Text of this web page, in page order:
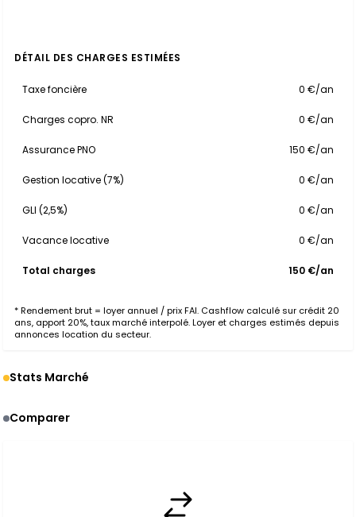
DÉTAIL DES CHARGES ESTIMÉES
Taxe foncière 0 €/an
Charges copro. NR 0 €/an
Assurance PNO 150 €/an
Gestion locative (7%) 0 €/an
GLI (2,5%) 0 €/an
Vacance locative 0 €/an
Total charges 150 €/an
* Rendement brut = loyer annuel / prix FAI. Cashflow calculé sur crédit 20
ans, apport 20%, taux marché interpolé. Loyer et charges estimés depuis
annonces location du secteur.
Stats Marché
Comparer